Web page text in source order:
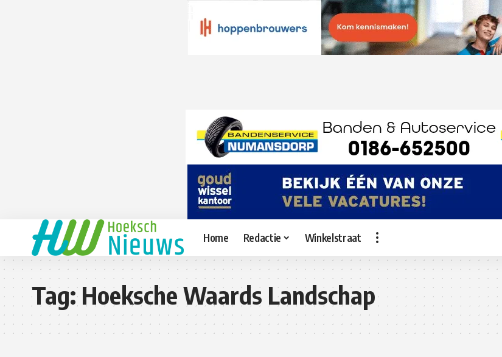
Home Redactie Winkelstraat
Tag:Hoeksche Waards Landschap